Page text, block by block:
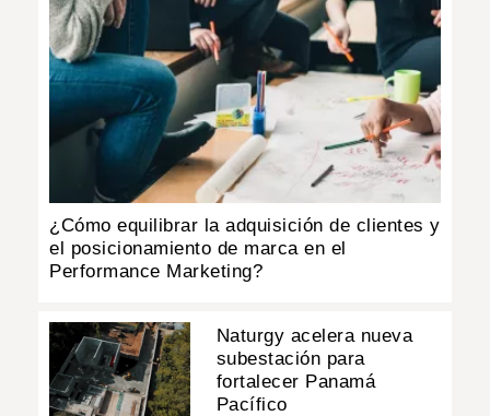
¿Cómo equilibrar la adquisición de clientes y
el posicionamiento de marca en el
Performance Marketing?
Naturgy acelera nueva
subestación para
fortalecer Panamá
Pacífico